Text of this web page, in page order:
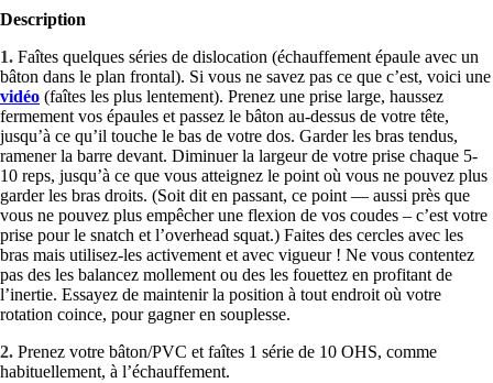
Description
1. Faîtes quelques séries de dislocation (échauffement épaule avec un
bâton dans le plan frontal). Si vous ne savez pas ce que c’est, voici une
vidéo (faîtes les plus lentement). Prenez une prise large, haussez
fermement vos épaules et passez le bâton au-dessus de votre tête,
jusqu’à ce qu’il touche le bas de votre dos. Garder les bras tendus,
ramener la barre devant. Diminuer la largeur de votre prise chaque 5-
10 reps, jusqu’à ce que vous atteignez le point où vous ne pouvez plus
garder les bras droits. (Soit dit en passant, ce point — aussi près que
vous ne pouvez plus empêcher une flexion de vos coudes – c’est votre
prise pour le snatch et l’overhead squat.) Faites des cercles avec les
bras mais utilisez-les activement et avec vigueur ! Ne vous contentez
pas des les balancez mollement ou des les fouettez en profitant de
l’inertie. Essayez de maintenir la position à tout endroit où votre
rotation coince, pour gagner en souplesse.
2. Prenez votre bâton/PVC et faîtes 1 série de 10 OHS, comme
habituellement, à l’échauffement.